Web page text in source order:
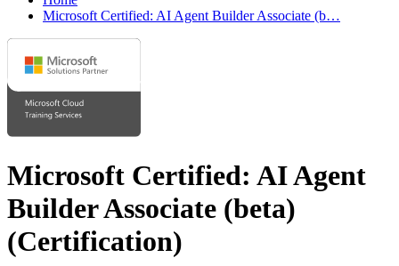
Microsoft Certified: AI Agent Builder Associate (b…
Microsoft Certified: AI Agent
Builder Associate (beta)
(Certification)